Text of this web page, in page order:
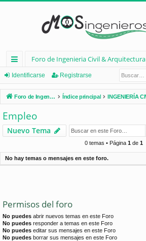
nl
ac
es
rá
pi
d
Foro de Ingenieria Civil & Arquitectura
Identificarse Registrarse
Foro de Ingenieria Civil & Arquitectura Índice principal
Empleo
Nuevo Tema
0 temas • Página 1de 1
No hay temas o mensajes en este foro.
Permisos del foro
No puedes abrir nuevos temas en este Foro
No puedes responder a temas en este Foro
No puedes editar sus mensajes en este Foro
No puedes borrar sus mensajes en este Foro